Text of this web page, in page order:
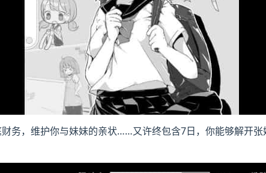
务，维护你与妹妹的亲状……又许终包含7日，你能够解开